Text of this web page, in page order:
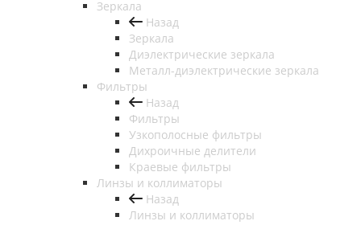
Зеркала
Назад
Зеркала
Диэлектрические зеркала
Металл-диэлектрические зеркала
Фильтры
Назад
Фильтры
Узкополосные фильтры
Дихроичные делители
Краевые фильтры
Линзы и коллиматоры
Назад
Линзы и коллиматоры